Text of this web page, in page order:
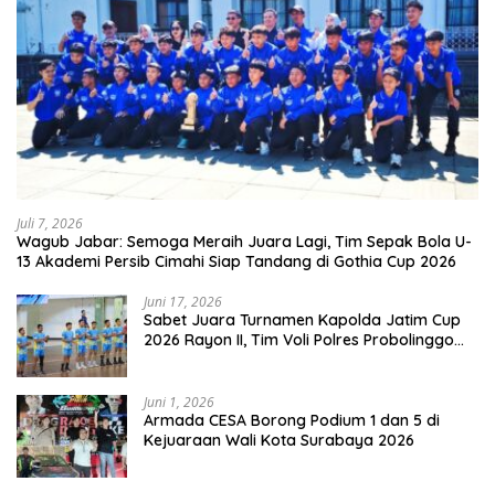
Juli 7, 2026
Wagub Jabar: Semoga Meraih Juara Lagi, Tim Sepak Bola U-
13 Akademi Persib Cimahi Siap Tandang di Gothia Cup 2026
Juni 17, 2026
Sabet Juara Turnamen Kapolda Jatim Cup
2026 Rayon II, Tim Voli Polres Probolinggo
Juni 1, 2026
Armada CESA Borong Podium 1 dan 5 di
Kejuaraan Wali Kota Surabaya 2026